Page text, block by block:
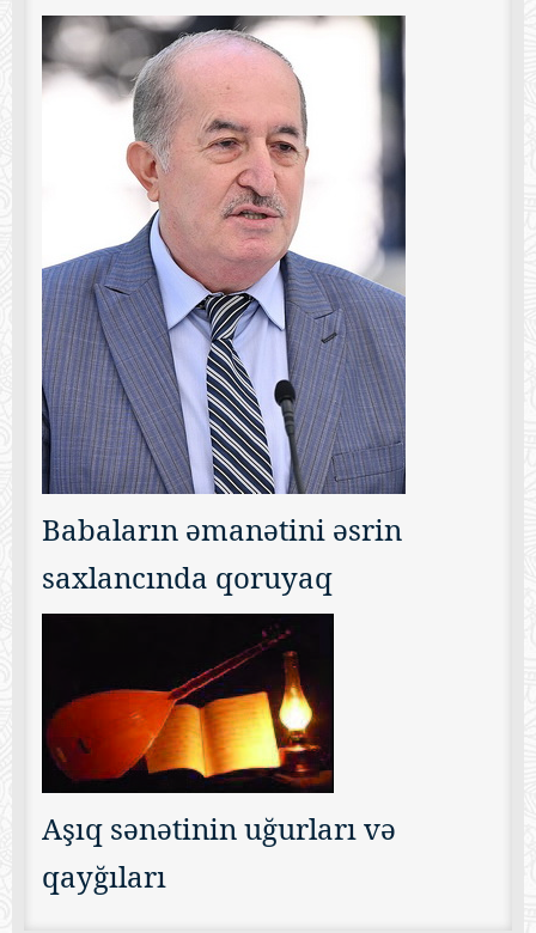
Babaların əmanətini əsrin
saxlancında qoruyaq
Aşıq sənətinin uğurları və
qayğıları